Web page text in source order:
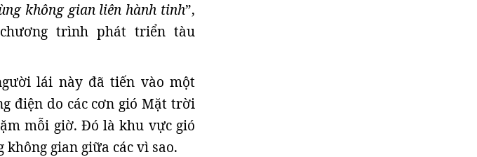
không gian liên hành tinh”,
trình phát triển tàu
lái này đã tiến vào một
điện do các cơn gió Mặt trời
mỗi giờ. Đó là khu vực gió
gian giữa các vì sao.